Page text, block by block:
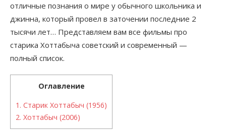
отличные познания о мире у обычного школьника и
джинна, который провел в заточении последние 2
тысячи лет… Представляем вам все фильмы про
старика Хоттабыча советский и современный —
полный список.
Оглавление
1. Старик Хоттабыч (1956)
2. Хоттабыч (2006)